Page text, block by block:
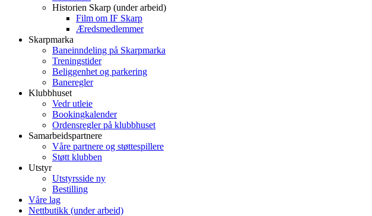
Historien Skarp (under arbeid)
Film om IF Skarp
Æredsmedlemmer
Skarpmarka
Baneinndeling på Skarpmarka
Treningstider
Beliggenhet og parkering
Baneregler
Klubbhuset
Vedr utleie
Bookingkalender
Ordensregler på klubbhuset
Samarbeidspartnere
Våre partnere og støttespillere
Støtt klubben
Utstyr
Utstyrsside ny
Bestilling
Våre lag
Nettbutikk (under arbeid)